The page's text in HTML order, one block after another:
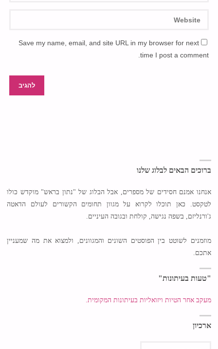
Save my name, email, and site URL in my browser for next
time I post a comment.
ברוכים הבאים לבלוג שלנו
אנחנו אמנם חסידים של מספרים, אבל הבלוג של "נתון בראש" מוקדש כולו
לטקסט. כאן תוכלו לקרוא על מגוון תחומים הקשורים לעולם הדאטה
ג'ורנליזם, בשפה נגישה, קולחת ובגובה העיניים.
מוזמנים לשוטט בין הפוסטים השונים והמגוונים, ולמצוא את מה שמעניין
אתכם.
"טעות בעיתונות"
מעקב אחר הטיות ויזואליות בעיתונות המקומית.
ארכיון